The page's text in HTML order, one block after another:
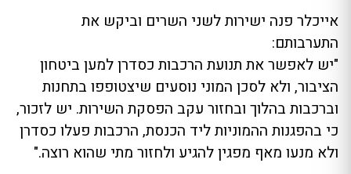
אייכלר פנה ישירות לשני השרים וביקש את
התערבותם:
"יש לאפשר את תנועת הרכבות כסדרן למען ביטחון
הציבור, ולא לסכן המוני נוסעים שיצטופפו בתחנות
וברכבות בהלוך ובחזור עקב הפסקת השירות. יש לזכור,
כי בהפגנות ההמוניות ליד הכנסת, הרכבות פעלו כסדרן
ולא מנעו מאף מפגין להגיע ולחזור מתי שהוא רוצה."